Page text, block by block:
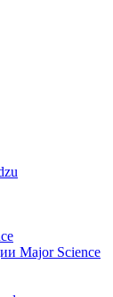
Major Science